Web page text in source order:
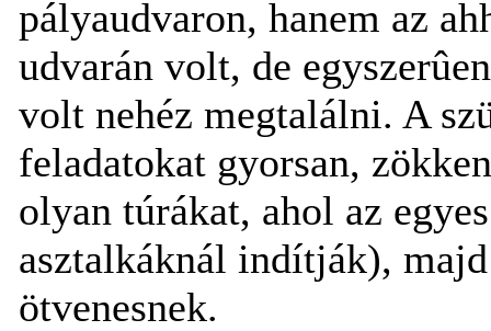
pályaudvaron, hanem az
udvarán volt, de
volt nehéz megtalálni. A
feladatokat gyorsan,
olyan túrákat, ahol az
asztalkáknál indítják),
ötvenesnek.